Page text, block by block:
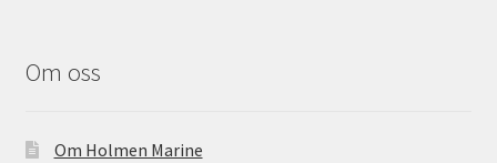
Om oss
Om Holmen Marine